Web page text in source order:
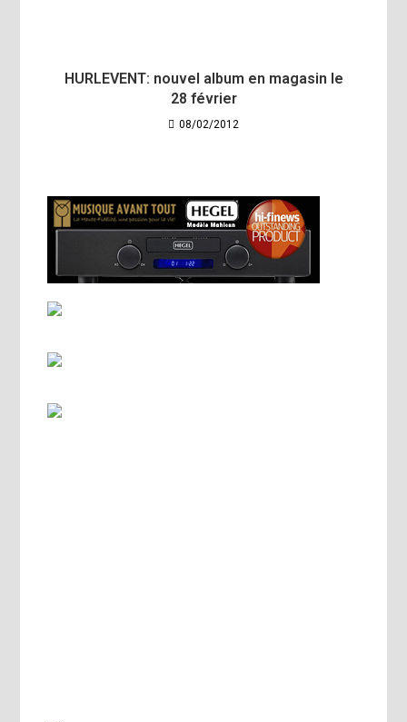
HURLEVENT: nouvel album en magasin le
28 février
08/02/2012